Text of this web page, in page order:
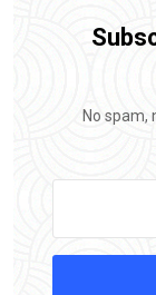
No spam,